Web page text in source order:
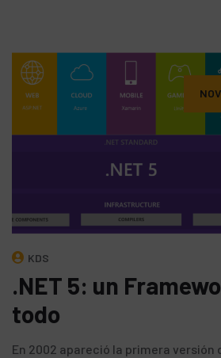
KDS
.NET 5: un
todo
En 2002 apareció la primera versión